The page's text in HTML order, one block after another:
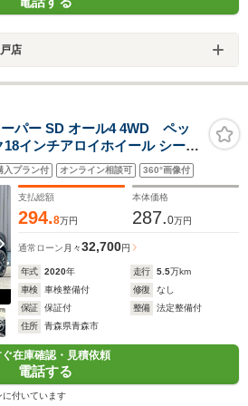
店
パー SD オール4 4WD ペッ
インチアロイホイール シート
セーフティ アダプティブクル
バックカメラ ETC ドライブ
ドア
入プラン付 オンライン相談可 360°画像付
支払総額
294.8万円
本体価格
287.0万円
通常ローン 月々32,700円
年式 2020年 走行 5.5万km
車検
車検整備付 修復
なし
保証
保証付 整備
法定整備付
住所
青森県青森市
在庫確認・見積依頼
電話する
に付いています